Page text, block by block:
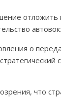
отложить
о
что